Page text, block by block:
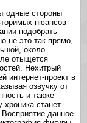
стороны
нюансов
подобрать
не это так прямо,
около
отыщется
Нехитрый
интернет-проект в
озвучку от
и также
хроника станет
данное